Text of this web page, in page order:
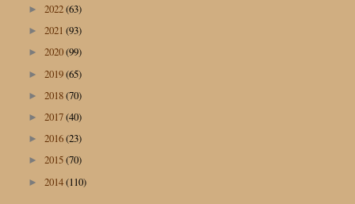
► 2022(63)
► 2021 (93)
► 2020(99)
► 2019(65)
► 2018(70)
► 2017(40)
► 2016(23)
► 2015(70)
► 2014(110)